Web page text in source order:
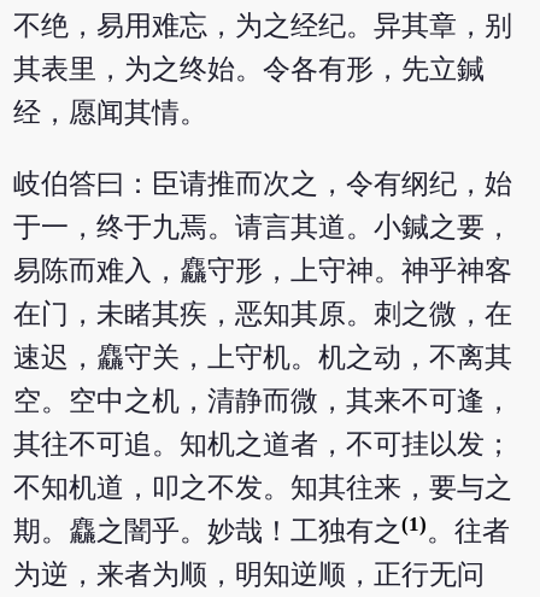
不绝，易用难忘，为之经纪。异其章，别
其表里，为之终始。令各有形，先立鍼
经，愿闻其情。
岐伯答曰：臣请推而次之，令有纲纪，始
于一，终于九焉。请言其道。小鍼之要，
易陈而难入，麤守形，上守神。神乎神客
在门，未睹其疾，恶知其原。刺之微，在
速迟，麤守关，上守机。机之动，不离其
空。空中之机，清静而微，其来不可逢，
其往不可追。知机之道者，不可挂以发；
不知机道，叩之不发。知其往来，要与之
期。麤之闇乎。妙哉！工独有之(1)。往者
为逆，来者为顺，明知逆顺，正行无问